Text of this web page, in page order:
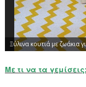
Ξύλινα κουτιά με ζωάκια
Με τι να τα γεμίσεις: